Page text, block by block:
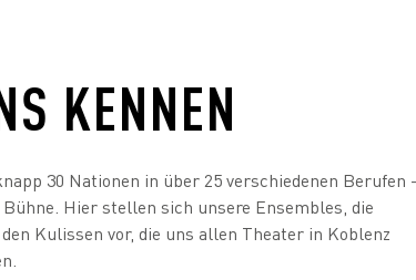
KENNEN
30 Nationen in über 25 verschiedenen Berufen
Hier stellen sich unsere Ensembles, die
Kulissen vor, die uns allen Theater in Koblenz